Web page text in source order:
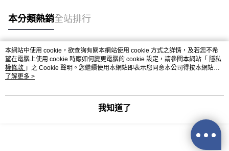
本分類熱銷全站排行
熱門標籤
本網站中使用 cookie，欲查詢有關本網站使用 cookie 方式之詳情，及若您不希
望在電腦上使用 cookie 時應如何變更電腦的 cookie 設定，請參閱本網站「 隱私
權條款 」之 Cookie 聲明。您繼續使用本網站即表示您同意本公司得按本網站使
用條款之 Cookie 聲明使用 cookie。
了解更多 >
我知道了